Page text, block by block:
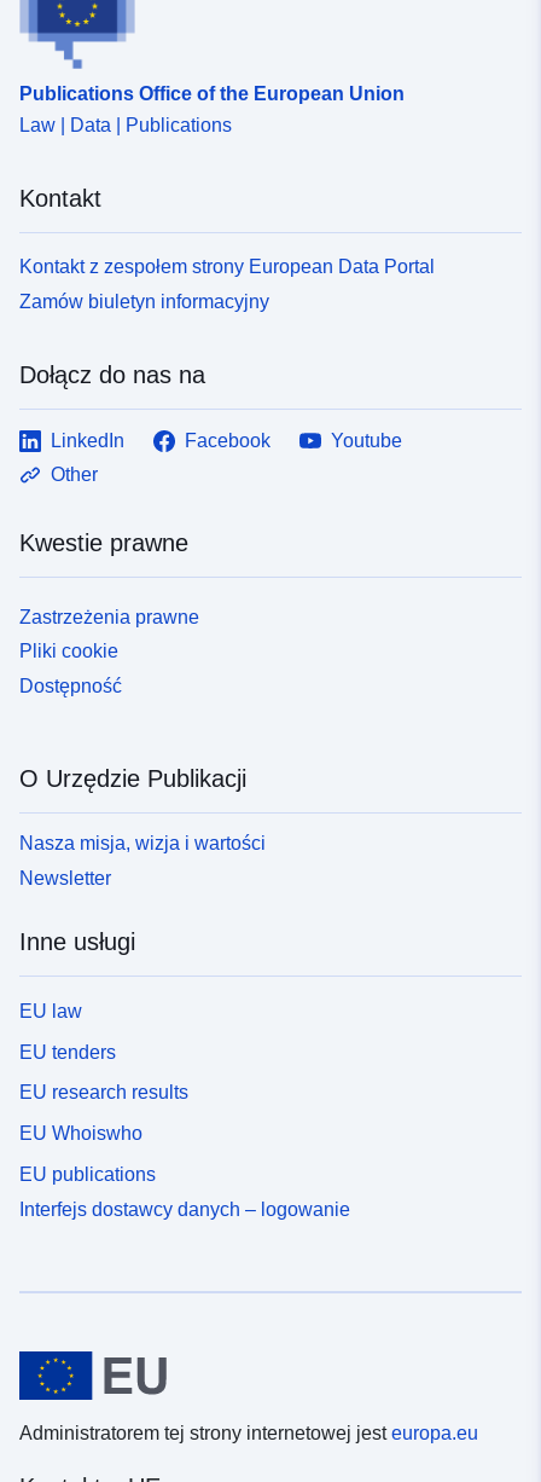
Publications Office of the European Union
Law | Data | Publications
Kontakt
Kontakt z zespołem strony European Data Portal
Zamów biuletyn informacyjny
Dołącz do nas na
LinkedIn Facebook
Youtube
Other
Kwestie prawne
Zastrzeżenia prawne
Pliki cookie
Dostępność
O Urzędzie Publikacji
Nasza misja, wizja i wartości
Newsletter
Inne usługi
EU law
EU tenders
EU research results
EU Whoiswho
EU publications
Interfejs dostawcy danych – logowanie
Administratorem tej strony internetowej jesteuropa.eu